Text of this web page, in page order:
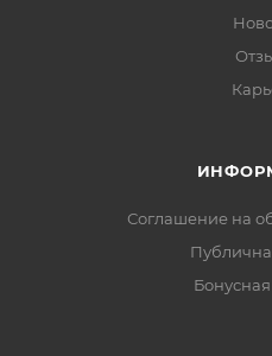
Соглашение на